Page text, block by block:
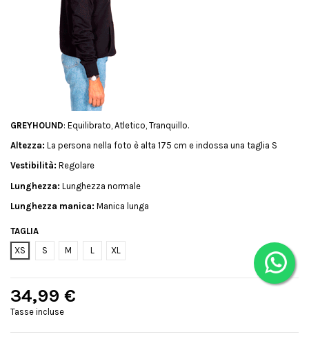
GREYHOUND: Equilibrato, Atletico, Tranquillo.
Altezza: La persona nella foto è alta 175 cm e indossa una taglia S
Vestibilità: Regolare
Lunghezza: Lunghezza normale
Lunghezza manica: Manica lunga
TAGLIA
XS
S M L XL
34,99 €
Tasse incluse